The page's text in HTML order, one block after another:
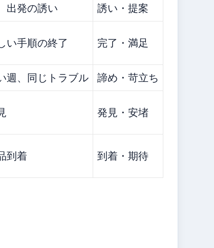
出発の誘い 誘い・提案
い手順の終了 完了・満足
週、同じトラブル
諦め・苛立ち
発見・安堵
到着 到着・期待